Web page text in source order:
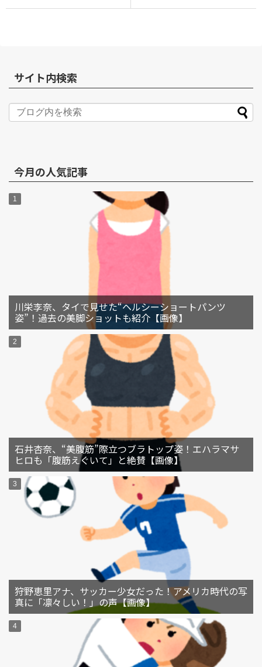
サイト内検索
今月の人気記事
川栄李奈、タイで見せた“ヘルシーショートパンツ
姿”！過去の美脚ショットも紹介【画像】
石井杏奈、“美腹筋”際立つブラトップ姿！エハラマサ
ヒロも「腹筋えぐいて」と絶賛【画像】
狩野恵里アナ、サッカー少女だった！アメリカ時代の写
真に「凛々しい！」の声【画像】